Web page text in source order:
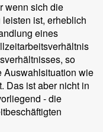
wenn sich die
ist, erheblich
eines
so
Auswahlsituation wie
Das ist aber nicht in
- die